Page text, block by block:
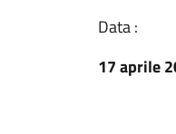
Data :
17 aprile